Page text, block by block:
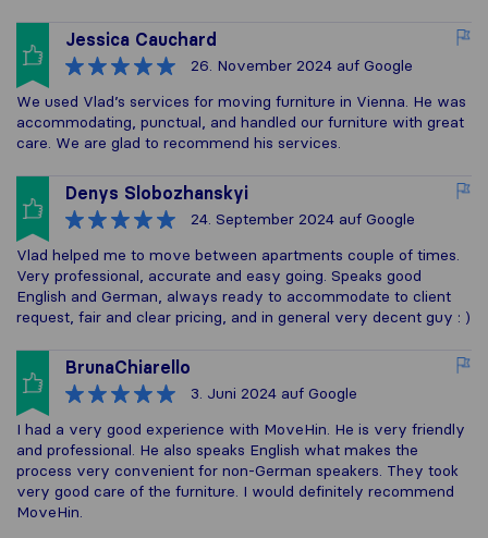
Jessica Cauchard
26. November 2024 auf Google
We used Vlad’s services for moving furniture in Vienna. He was
accommodating, punctual, and handled our furniture with great
care. We are glad to recommend his services.
Denys Slobozhanskyi
24. September 2024 auf Google
Vlad helped me to move between apartments couple of times.
Very professional, accurate and easy going. Speaks good
English and German, always ready to accommodate to client
request, fair and clear pricing, and in general very decent guy : )
BrunaChiarello
3. Juni 2024 auf Google
I had a very good experience with MoveHin. He is very friendly
and professional. He also speaks English what makes the
process very convenient for non-German speakers. They took
very good care of the furniture. I would definitely recommend
MoveHin.